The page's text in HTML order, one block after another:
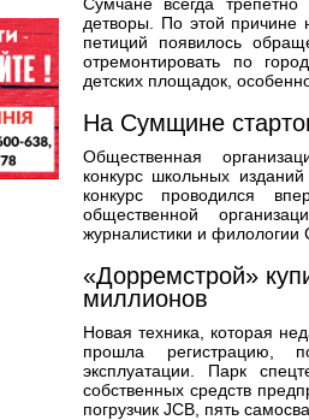
детворы. По этой причине
петиций появилось
отремонтировать по
детских площадок,
На Сумщине
Общественная
конкурс школьных
конкурс проводился
общественной
журналистики и филологии
«Дорремстрой»
миллионов
Новая техника, которая
прошла регистрацию,
эксплуатации. Парк
собственных средств
погрузчик JCB, пять